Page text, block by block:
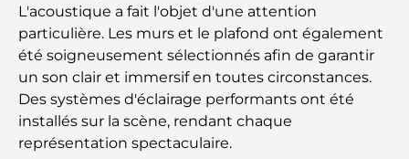
guide ultime
Plan directeur de Tilal Al Ghaf : une nouvelle
norme pour la vie intégrée à Dubaï
Maisons conformes au Vastu : Guide pratique pour
créer équilibre et harmonie
L'acoustique a fait l'objet d'une attention
particulière. Les murs et le plafond ont également
été soigneusement sélectionnés afin de garantir
un son clair et immersif en toutes circonstances.
Des systèmes d'éclairage performants ont été
installés sur la scène, rendant chaque
représentation spectaculaire.